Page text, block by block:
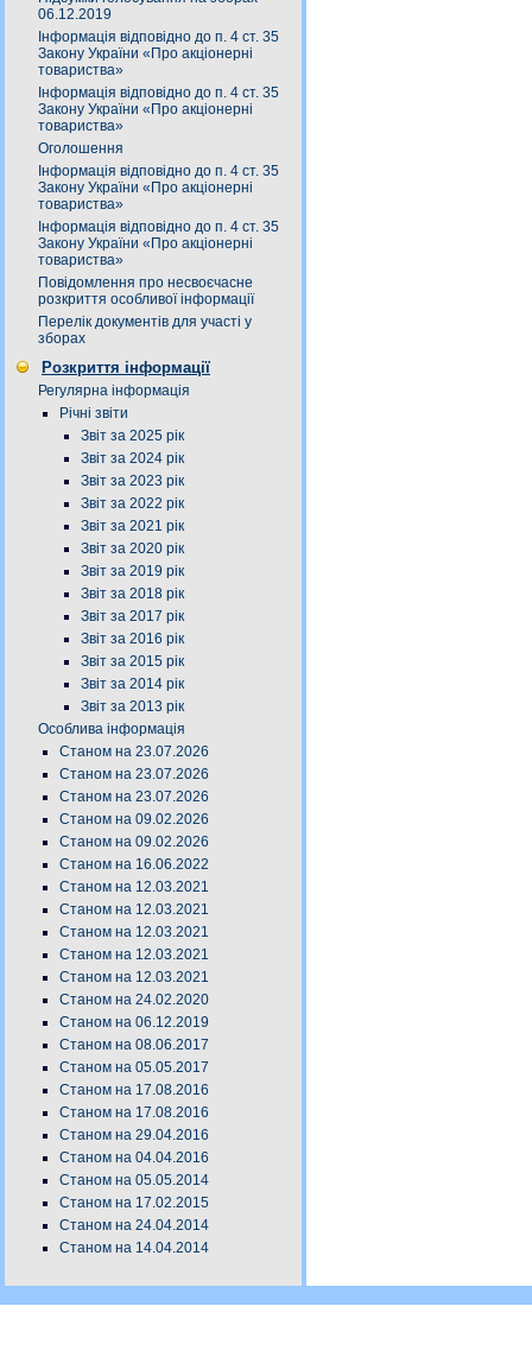
06.12.2019
Інформація відповідно до п. 4 ст. 35
Закону України «Про акціонерні
товариства»
Інформація відповідно до п. 4 ст. 35
Закону України «Про акціонерні
товариства»
Оголошення
Інформація відповідно до п. 4 ст. 35
Закону України «Про акціонерні
товариства»
Інформація відповідно до п. 4 ст. 35
Закону України «Про акціонерні
товариства»
Повідомлення про несвоєчасне
розкриття особливої інформації
Перелік документів для участі у
зборах
Розкриття інформації
Регулярна інформація
Річні звіти
Звіт за 2025 рік
Звіт за 2024 рік
Звіт за 2023 рік
Звіт за 2022 рік
Звіт за 2021 рік
Звіт за 2020 рік
Звіт за 2019 рік
Звіт за 2018 рік
Звіт за 2017 рік
Звіт за 2016 рік
Звіт за 2015 рік
Звіт за 2014 рік
Звіт за 2013 рік
Особлива інформація
Станом на 23.07.2026
Станом на 23.07.2026
Станом на 23.07.2026
Станом на 09.02.2026
Станом на 09.02.2026
Станом на 16.06.2022
Станом на 12.03.2021
Станом на 12.03.2021
Станом на 12.03.2021
Станом на 12.03.2021
Станом на 12.03.2021
Станом на 24.02.2020
Станом на 06.12.2019
Станом на 08.06.2017
Станом на 05.05.2017
Станом на 17.08.2016
Станом на 17.08.2016
Станом на 29.04.2016
Станом на 04.04.2016
Станом на 05.05.2014
Станом на 17.02.2015
Станом на 24.04.2014
Станом на 14.04.2014